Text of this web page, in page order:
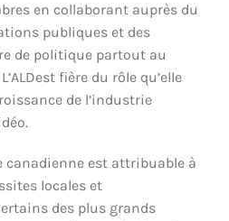
en collaborant auprès du
publiques et des
de politique partout au
fière du rôle qu’elle
de l’industrie
canadienne est attribuable à
locales et
des plus grands